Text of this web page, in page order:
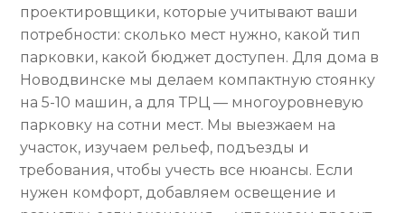
проектировщики, которые учитывают ваши
потребности: сколько мест нужно, какой тип
парковки, какой бюджет доступен. Для дома в
Новодвинске мы делаем компактную стоянку
на 5-10 машин, а для ТРЦ — многоуровневую
парковку на сотни мест. Мы выезжаем на
участок, изучаем рельеф, подъезды и
требования, чтобы учесть все нюансы. Если
нужен комфорт, добавляем освещение и